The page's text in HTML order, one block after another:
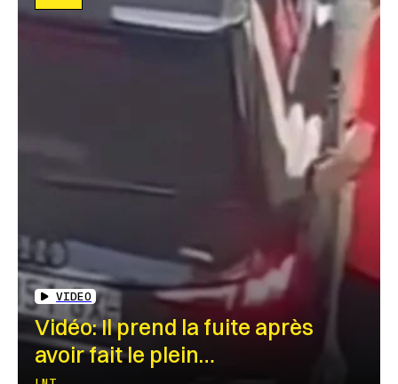
VIDEO
Vidéo: Il prend la fuite après
avoir fait le plein…